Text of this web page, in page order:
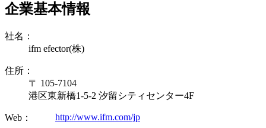
企業基本情報
社名：
ifm efector(株)
住所：
〒 105-7104
港区東新橋1-5-2 汐留シティセンター4F
Web： http://www.ifm.com/jp